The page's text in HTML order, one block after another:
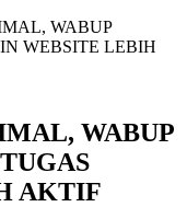
WABUP
WEBSITE LEBIH
WABUP
AKTIF